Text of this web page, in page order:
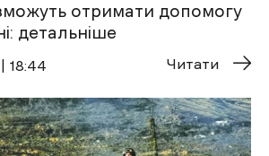
отримати допомогу
детальніше
18:44 Читати